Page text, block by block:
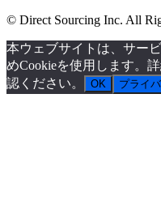
© Direct Sourcing Inc. All
本ウェブサイトは、サー
めCookieを使用します。
認ください。
OK プライ